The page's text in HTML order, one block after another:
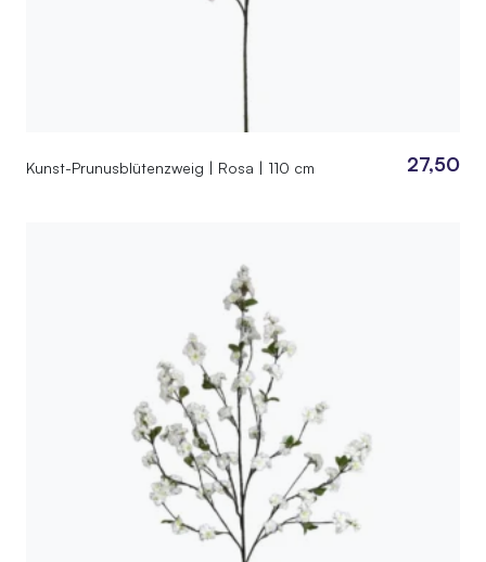
Kunst-Prunusblütenzweig | Rosa | 110 cm 27,50